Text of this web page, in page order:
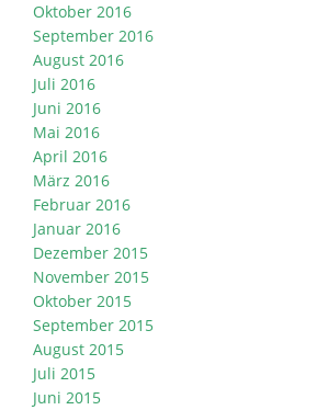
Oktober 2016
September 2016
August 2016
Juli 2016
Juni 2016
Mai 2016
April 2016
März 2016
Februar 2016
Januar 2016
Dezember 2015
November 2015
Oktober 2015
September 2015
August 2015
Juli 2015
Juni 2015